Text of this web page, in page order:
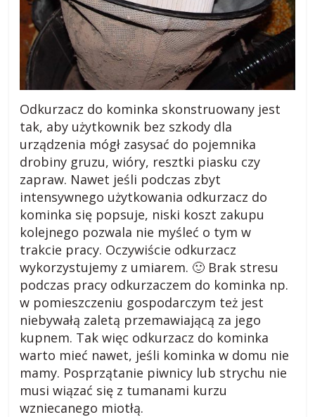
Odkurzacz do kominka skonstruowany jest
tak, aby użytkownik bez szkody dla
urządzenia mógł zasysać do pojemnika
drobiny gruzu, wióry, resztki piasku czy
zapraw. Nawet jeśli podczas zbyt
intensywnego użytkowania odkurzacz do
kominka się popsuje, niski koszt zakupu
kolejnego pozwala nie myśleć o tym w
trakcie pracy. Oczywiście odkurzacz
wykorzystujemy z umiarem. 🙂 Brak stresu
podczas pracy odkurzaczem do kominka np.
w pomieszczeniu gospodarczym też jest
niebywałą zaletą przemawiającą za jego
kupnem. Tak więc odkurzacz do kominka
warto mieć nawet, jeśli kominka w domu nie
mamy. Posprzątanie piwnicy lub strychu nie
musi wiązać się z tumanami kurzu
wzniecanego miotłą.